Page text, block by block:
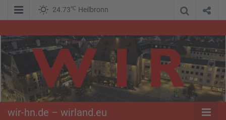
24.73℃ Heilbronn
wir-hn.de –
wirland.eu
wir-hn.de – wirland.eu